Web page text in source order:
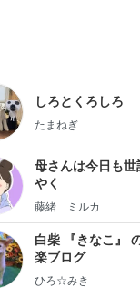
しろとくろしろ
たまねぎ
母さんは今日も世
やく
藤緒 ミルカ
白柴 『きなこ』
楽ブログ
ひろ☆みき